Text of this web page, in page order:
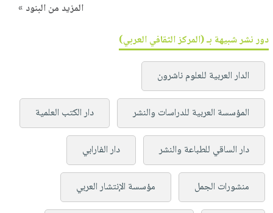
المزيد من البنود »
دور نشر شبيهة بـ (المركز الثقافي العربي)
الدار العربية للعلوم ناشرون
المؤسسة العربية للدراسات والنشر دار الكتب العلمية
دار الساقي للطباعة والنشر دار الفارابي
منشورات الجمل مؤسسة الإنتشار العربي